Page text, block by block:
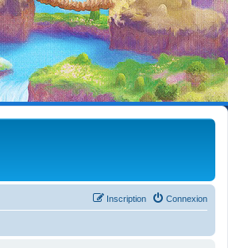
Connexion
Inscription